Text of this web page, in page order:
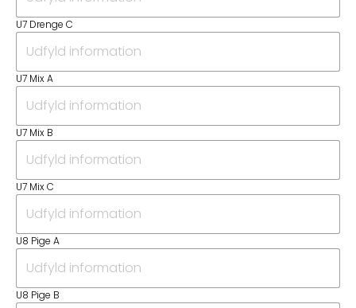
U7 Drenge C
U7 Mix A
U7 Mix B
U7 Mix C
U8 Pige A
U8 Pige B